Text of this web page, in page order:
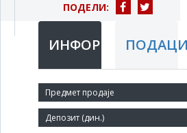
ПОДЕЛИ:
ИНФОРМАЦИЈЕПОДАЦИ
Краћи назив:
ЧАЧАК ФАБРИКА ОПРУГА